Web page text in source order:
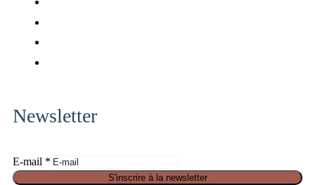
Newsletter
a
n
E-mail *
S'inscrire à la newsletter